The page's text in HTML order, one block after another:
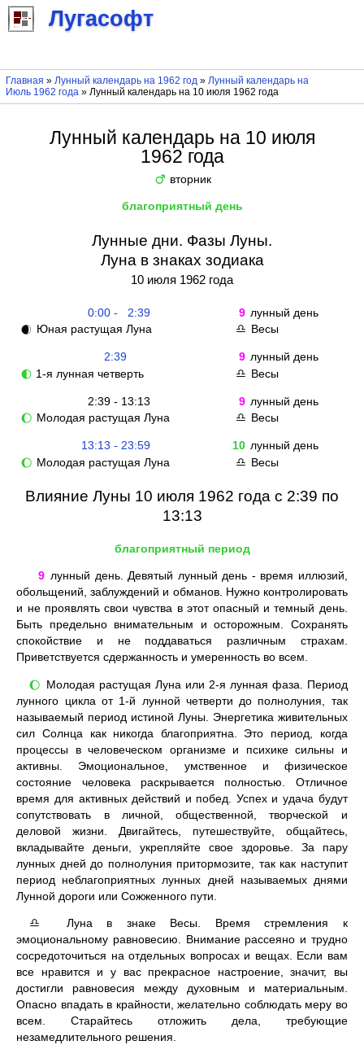
Лугасофт
Главная » Лунный календарь на 1962 год» Лунный календарь на
Июль 1962 года» Лунный календарь на 10 июля 1962 года
Лунный календарь на 10 июля
1962 года
♂ вторник
благоприятный день
Лунные дни. Фазы Луны.
Луна в знаках зодиака
10 июля 1962 года
0:00 - 2:39 9 лунный день
🌒 Юная растущая Луна ♎ Весы
2:39 9 лунный день
🌓 1-я лунная четверть ♎ Весы
2:39 - 13:13 9 лунный день
🌔 Молодая растущая Луна ♎ Весы
13:13 - 23:59 10 лунный день
🌔 Молодая растущая Луна ♎ Весы
Влияние Луны 10 июля 1962 года с 2:39 по
13:13
благоприятный период
9 лунный день. Девятый лунный день - время иллюзий,
обольщений, заблуждений и обманов. Нужно контролировать
и не проявлять свои чувства в этот опасный и темный день.
Быть предельно внимательным и осторожным. Сохранять
спокойствие и не поддаваться различным страхам.
Приветствуется сдержанность и умеренность во всем.
🌔
Молодая растущая Луна или 2-я лунная фаза. Период
лунного цикла от 1-й лунной четверти до полнолуния, так
называемый период истиной Луны. Энергетика живительных
сил Солнца как никогда благоприятна. Это период, когда
процессы в человеческом организме и психике сильны и
активны. Эмоциональное, умственное и физическое
состояние человека раскрывается полностью. Отличное
время для активных действий и побед. Успех и удача будут
сопутствовать в личной, общественной, творческой и
деловой жизни. Двигайтесь, путешествуйте, общайтесь,
вкладывайте деньги, укрепляйте свое здоровье. За пару
лунных дней до полнолуния притормозите, так как наступит
период неблагоприятных лунных дней называемых днями
Лунной дороги или Сожженного пути.
♎
Луна в знаке Весы. Время стремления к
эмоциональному равновесию. Внимание рассеяно и трудно
сосредоточиться на отдельных вопросах и вещах. Если вам
все нравится и у вас прекрасное настроение, значит, вы
достигли равновесия между духовным и материальным.
Опасно впадать в крайности, желательно соблюдать меру во
всем. Старайтесь отложить дела, требующие
незамедлительного решения.